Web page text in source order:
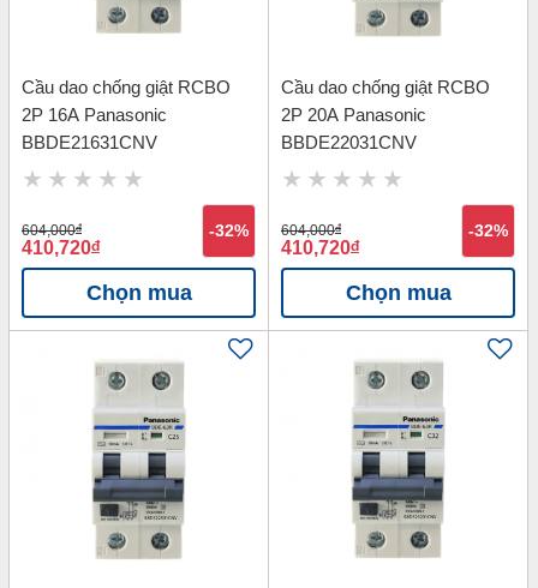
Cầu dao chống giật RCBO
2P 16A Panasonic
BBDE21631CNV
604,000đ
410,720đ
-32%
Chọn mua
Cầu dao chống giật RCBO
2P 20A Panasonic
BBDE22031CNV
604,000đ
410,720đ
-32%
Chọn mua